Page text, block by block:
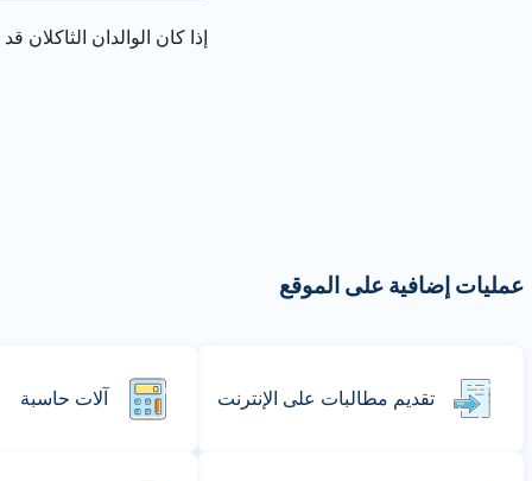
إذا كان الوالدان الثاكلان قد
عمليات إضافية على الموقع
تقديم مطالبات على الإنترنت آلات حاسبة